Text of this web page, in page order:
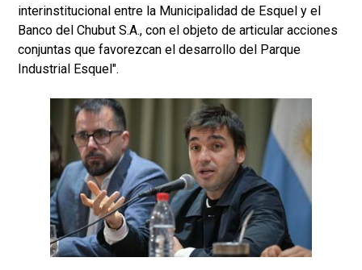
interinstitucional entre la Municipalidad de Esquel y el
Banco del Chubut S.A., con el objeto de articular acciones
conjuntas que favorezcan el desarrollo del Parque
Industrial Esquel".